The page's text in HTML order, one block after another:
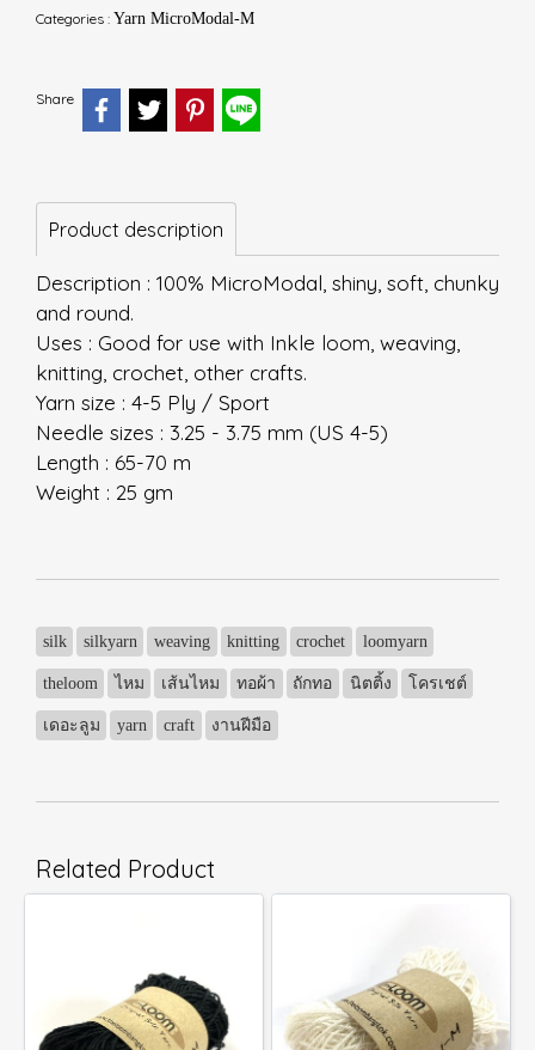
Categories : Yarn MicroModal-M
Share
Product description
Description : 100% MicroModal, shiny, soft, chunky
and round.
Uses : Good for use with Inkle loom, weaving,
knitting, crochet, other crafts.
Yarn size : 4-5 Ply / Sport
Needle sizes : 3.25 - 3.75 mm (US 4-5)
Length : 65-70 m
Weight : 25 gm
silk silkyarn weaving knitting crochet loomyarn
theloom ไหม เส้นไหม ทอผ้า ถักทอ นิตติ้ง โครเชต์
เดอะลูม yarn craft งานฝีมือ
Related Product